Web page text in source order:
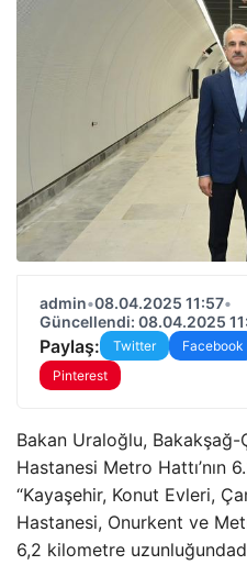
admin•08.04.2025 11:57•
Güncellendi: 08.04.2025
Paylaş: Twitter Facebook
Pinterest
Bakan Uraloğlu,
Hastanesi Metro Hattı’nın
“Kayaşehir, Konut Evleri,
Hastanesi, Onurkent ve
6,2 kilometre